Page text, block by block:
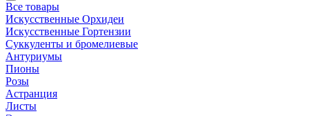
Все товары
Искусственные Орхидеи
Искусственные Гортензии
Суккуленты и бромелиевые
Антуриумы
Пионы
Розы
Астранция
Листы